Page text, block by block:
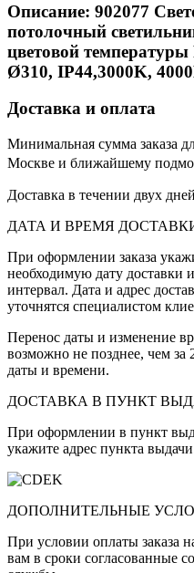
Описание: 902077
потолочный
цветовой
Ø310, IP44,3000K,
Доставка и оплата
Минимальная сумма заказа
Москве и ближайшему
Доставка в течении двух
ДАТА И ВРЕМЯ
При оформлении заказа
необходимую дату доставки
интервал. Дата и адрес
уточнятся специалистом
Перенос даты и изменение
возможно не позднее, чем за
даты и времени.
ДОСТАВКА В ПУНКТ
При оформлении в пункт
укажите адрес пункта
ДОПОЛНИТЕЛЬНЫЕ
При условии оплаты заказа
вам в сроки согласованные